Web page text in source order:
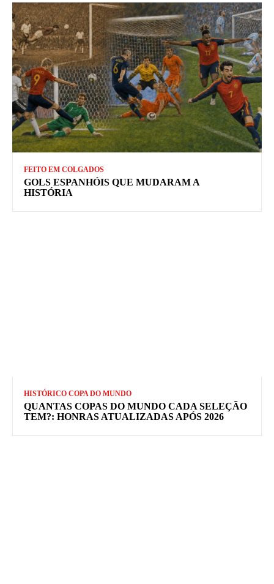
FEITO EM COLGADOS
GOLS ESPANHÓIS QUE MUDARAM A
HISTÓRIA
HISTÓRICO COPA DO MUNDO
QUANTAS COPAS DO MUNDO CADA SELEÇÃO
TEM?: HONRAS ATUALIZADAS APÓS 2026